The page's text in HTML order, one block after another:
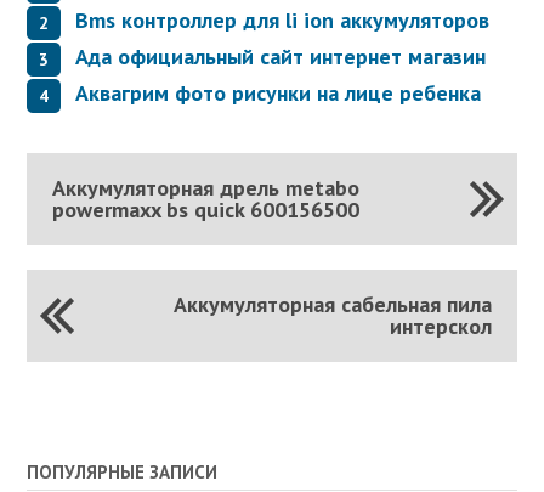
Bms контроллер для li ion аккумуляторов
Ада официальный сайт интернет магазин
Аквагрим фото рисунки на лице ребенка
Аккумуляторная дрель metabo
powermaxx bs quick 600156500
Аккумуляторная сабельная пила
интерскол
ПОПУЛЯРНЫЕ ЗАПИСИ